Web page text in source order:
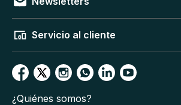
Servicio al cliente
¿Quiénes somos?